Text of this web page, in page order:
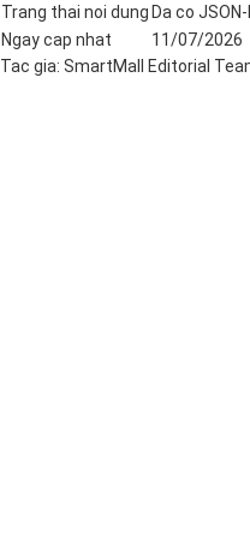
Trang thai noi dungDa co
Ngay cap nhat
11/07/2026
Tac gia: SmartMall Editorial